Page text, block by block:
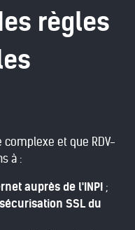
règles
complexe et que RDV-
à :
auprès de l'INPI ;
sécurisation SSL du